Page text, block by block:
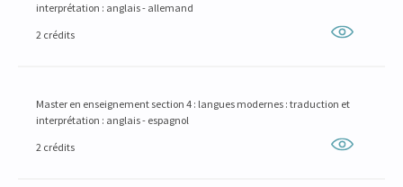
interprétation : anglais - allemand
2 crédits
Master en enseignement section 4 : langues modernes : traduction et
interprétation : anglais - espagnol
2 crédits